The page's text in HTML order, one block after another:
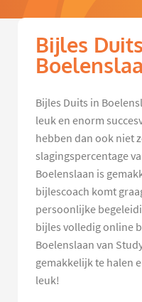
Bijles
Bijles Duits in
leuk en enorm
hebben dan ook niet
slagingspercentage
Boelenslaan is
bijlescoach komt
persoonlijke
bijles volledig online
Boelenslaan van
gemakkelijk te halen
leuk!